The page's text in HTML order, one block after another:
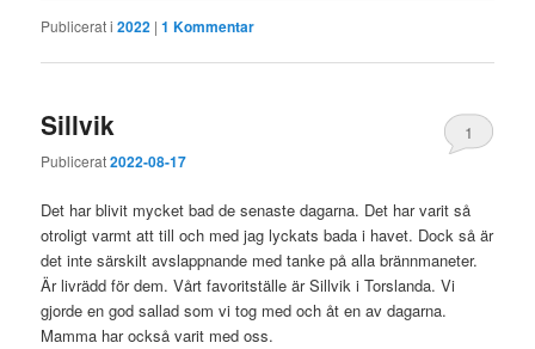
Publicerat i 2022 |1 Kommentar
Sillvik
Publicerat2022-08-17
1
Det har blivit mycket bad de senaste dagarna. Det har varit så
otroligt varmt att till och med jag lyckats bada i havet. Dock så är
det inte särskilt avslappnande med tanke på alla brännmaneter.
Är livrädd för dem. Vårt favoritställe är Sillvik i Torslanda. Vi
gjorde en god sallad som vi tog med och åt en av dagarna.
Mamma har också varit med oss.